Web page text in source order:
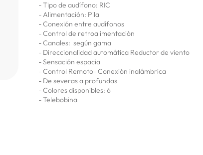
- Tipo de audífono: RIC
- Alimentación: Pila
- Conexión entre audífonos
- Control de retroalimentación
- Canales: según gama
- Direccionalidad automática Reductor de viento
- Sensación espacial
- Control Remoto- Conexión inalámbrica
- De severas a profundas
- Colores disponibles: 6
- Telebobina